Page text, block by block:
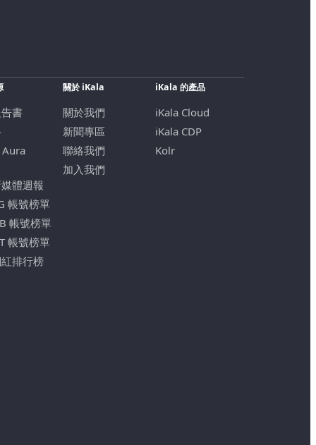
書
體週報
帳號榜單
帳號榜單
帳號榜單
排行榜
關於 iKala
關於我們
新聞專區
聯絡我們
加入我們
iKala 的產品
iKala Cloud
iKala CDP
Kolr